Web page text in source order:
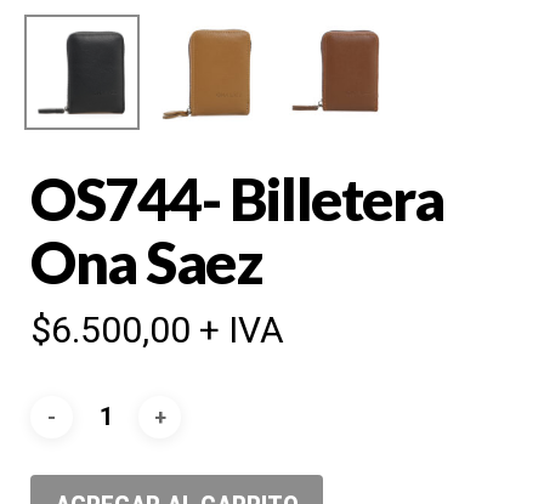
OS744- Billetera
Ona Saez
$6.500,00 + IVA